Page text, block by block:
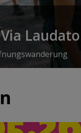
Laudato